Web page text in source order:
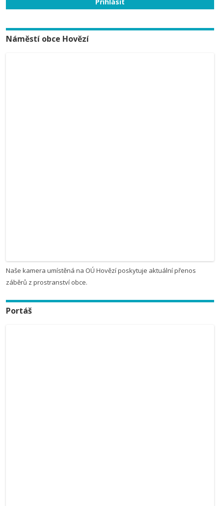
Náměstí obce Hovězí
Naše kamera umístěná na OÚ Hovězí poskytuje aktuální přenos
záběrů z prostranství obce.
Portáš